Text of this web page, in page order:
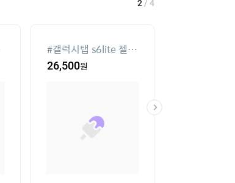
#갤럭시탭 s6lite 젤리
키보드케이스
26,500원
2 / 4